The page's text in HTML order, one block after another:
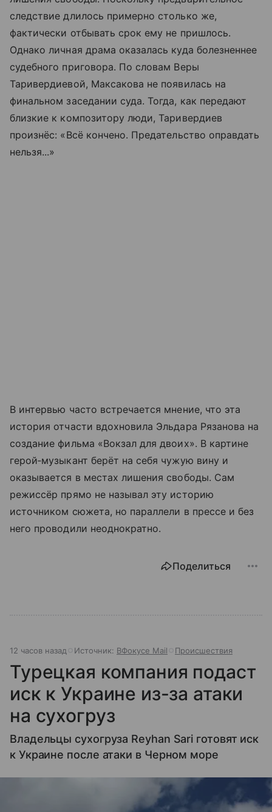
следствие длилось примерно столько же,
фактически отбывать срок ему не пришлось.
Однако личная драма оказалась куда болезненнее
судебного приговора. По словам Веры
Таривердиевой, Максакова не появилась на
финальном заседании суда. Тогда, как передают
близкие к композитору люди, Таривердиев
произнёс: «Всё кончено. Предательство оправдать
нельзя...»
В интервью часто встречается мнение, что эта
история отчасти вдохновила Эльдара Рязанова на
создание фильма «Вокзал для двоих». В картине
герой‑музыкант берёт на себя чужую вину и
оказывается в местах лишения свободы. Сам
режиссёр прямо не называл эту историю
источником сюжета, но параллели в прессе и без
него проводили неоднократно.
Поделиться
12 часов назад Источник: ВФокусе Mail Происшествия
Турецкая компания подаст
иск к Украине из-за атаки
на сухогруз
Владельцы сухогруза Reyhan Sari готовят иск
к Украине после атаки в Черном море